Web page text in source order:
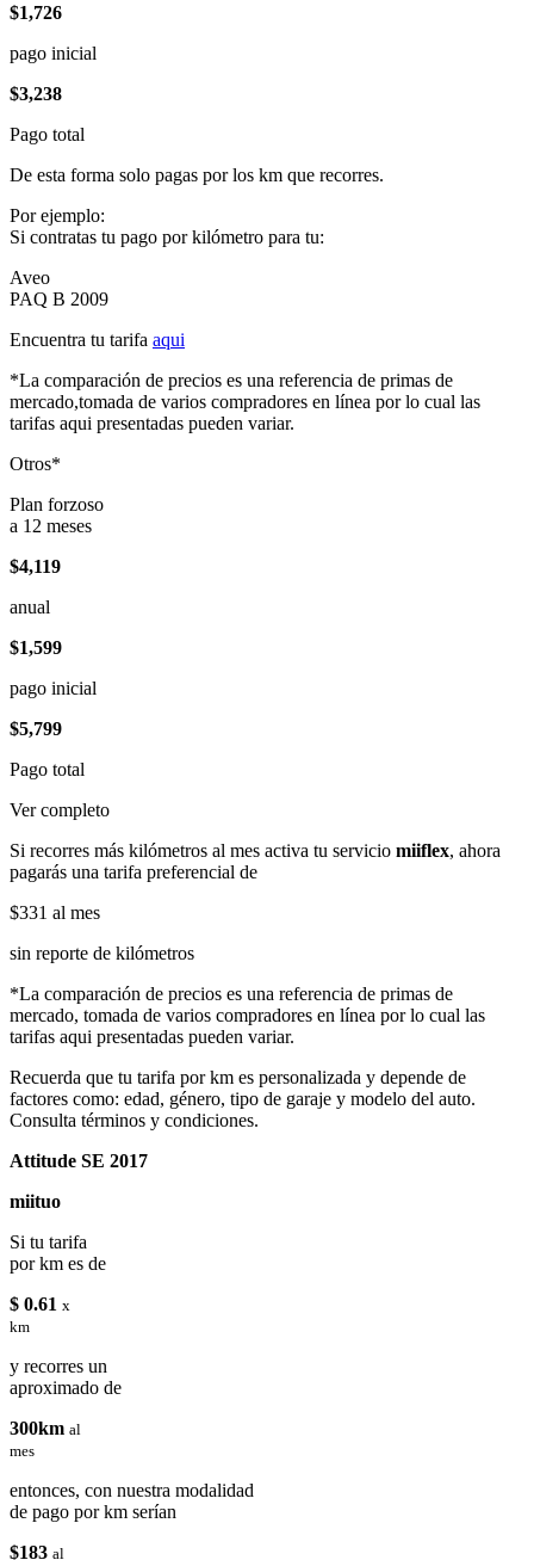
$1,726
pago inicial
$3,238
Pago total
De esta forma solo pagas por los km que recorres.
Por ejemplo:
Si contratas tu pago por kilómetro para tu:
Aveo
PAQ B 2009
Encuentra tu tarifa aqui
*La comparación de precios es una referencia de primas de
mercado,tomada de varios compradores en línea por lo cual las
tarifas aqui presentadas pueden variar.
Otros*
Plan forzoso
a 12 meses
$4,119
anual
$1,599
pago inicial
$5,799
Pago total
Ver completo
Si recorres más kilómetros al mes activa tu servicio miiflex, ahora
pagarás una tarifa preferencial de
$331 al mes
sin reporte de kilómetros
*La comparación de precios es una referencia de primas de
mercado, tomada de varios compradores en línea por lo cual las
tarifas aqui presentadas pueden variar.
Recuerda que tu tarifa por km es personalizada y depende de
factores como: edad, género, tipo de garaje y modelo del auto.
Consulta términos y condiciones.
Attitude SE 2017
miituo
Si tu tarifa
por km es de
$ 0.61 x
km
y recorres un
aproximado de
300km al
mes
entonces, con nuestra modalidad
de pago por km serían
$183 al